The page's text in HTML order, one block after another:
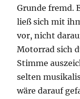
Grunde fremd.
ließ sich mit
vor, nicht
Motorrad sich
Stimme
selten
wäre darauf